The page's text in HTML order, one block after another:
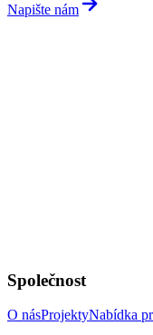
Napište nám
Společnost
O násProjektyNabídka